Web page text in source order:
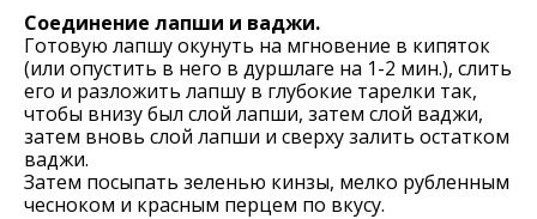
Соединение лапши и ваджи.
Готовую лапшу окунуть на мгновение в кипяток
(или опустить в него в дуршлаге на 1-2 мин.), слить
его и разложить лапшу в глубокие тарелки так,
чтобы внизу был слой лапши, затем слой ваджи,
затем вновь слой лапши и сверху залить остатком
ваджи.
Затем посыпать зеленью кинзы, мелко рубленным
чесноком и красным перцем по вкусу.